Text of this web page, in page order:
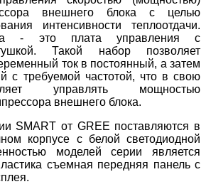
внешнего блока с целью
интенсивности теплоотдачи.
- это плата управления с
Такой набор позволяет
ток в постоянный, а затем
с требуемой частотой, что в свою
управлять мощностью
внешнего блока.
SMART от GREE поставляются в
корпусе с белой светодиодной
моделей серии является
съемная передняя панель с